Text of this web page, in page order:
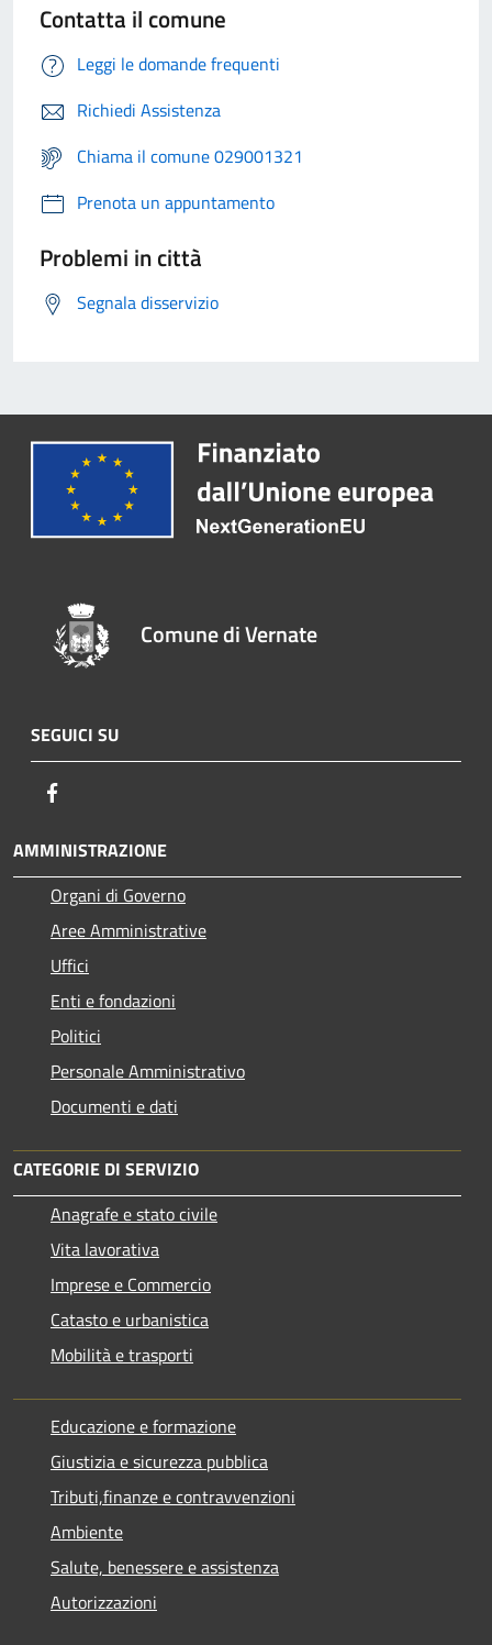
Contatta il comune
Leggi le domande frequenti
Richiedi Assistenza
Chiama il comune 029001321
Prenota un appuntamento
Problemi in città
Segnala disservizio
Comune di Vernate
SEGUICI SU
AMMINISTRAZIONE
Organi di Governo
Aree Amministrative
Uffici
Enti e fondazioni
Politici
Personale Amministrativo
Documenti e dati
CATEGORIE DI SERVIZIO
Anagrafe e stato civile
Vita lavorativa
Imprese e Commercio
Catasto e urbanistica
Mobilità e trasporti
Educazione e formazione
Giustizia e sicurezza pubblica
Tributi,finanze e contravvenzioni
Ambiente
Salute, benessere e assistenza
Autorizzazioni